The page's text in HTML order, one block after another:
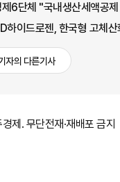
제6단체 "국내생산세액공
하이드로젠, 한국형 고체
자의 다른기사
제. 무단전재·재배포 금지